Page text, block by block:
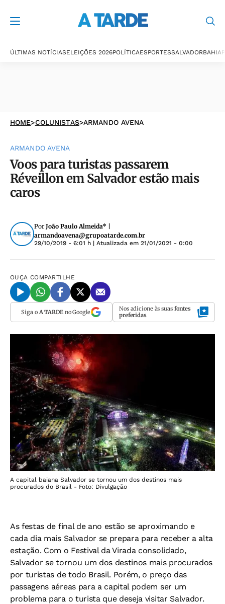
ÚLTIMAS NOTÍCIASELEIÇÕES 2026POLÍTICAESPORTESSALVADORBAHIA
HOME>COLUNISTAS>ARMANDO AVENA
ARMANDO AVENA
Voos para turistas passarem
Réveillon em Salvador estão mais
caros
Por João Paulo Almeida* |
armandoavena@grupoatarde.com.br
29/10/2019 - 6:01 h | Atualizada em 21/01/2021 - 0:00
OUÇA COMPARTILHE
Siga o A TARDEno Google Nos adicione às suas fontes
preferidas
A capital baiana Salvador se tornou um dos destinos mais
procurados do Brasil - Foto: Divulgação
As festas de final de ano estão se aproximando e
cada dia mais Salvador se prepara para receber a alta
estação. Com o Festival da Virada consolidado,
Salvador se tornou um dos destinos mais procurados
por turistas de todo Brasil. Porém, o preço das
passagens aéreas para a capital podem ser um
problema para o turista que deseja visitar Salvador.